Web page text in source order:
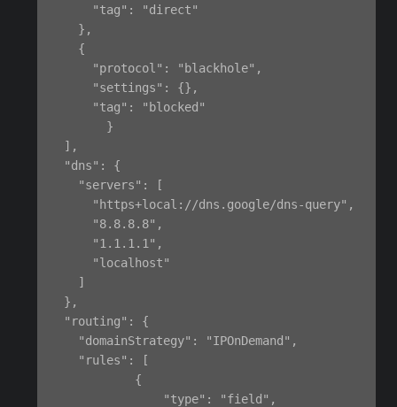
      "tag": "direct"
    },
    {
      "protocol": "blackhole",
      "settings": {},
      "tag": "blocked"
        }
  ],
  "dns": {
    "servers": [
      "https+local://dns.google/dns-query",
      "8.8.8.8",
      "1.1.1.1",
      "localhost"
    ]
  },
  "routing": {
    "domainStrategy": "IPOnDemand",
    "rules": [
            {
                "type": "field",